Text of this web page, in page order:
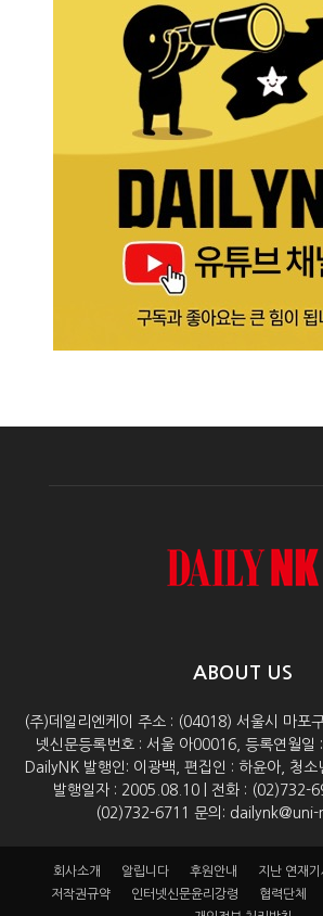
ABOUT US
(주)데일리엔케이 주소 : (04018) 서울시 마포
넷신문등록번호 : 서울 아00016, 등록연월
DailyNK 발행인: 이광백, 편집인 : 하윤아, 청소
발행일자 : 2005.08.10 | 전화 : (02)732-
(02)732-6711 문의:
회사소개 알립니다 후원안내 지난 연재기
저작권규약
인터넷신문윤리강령 협력단체